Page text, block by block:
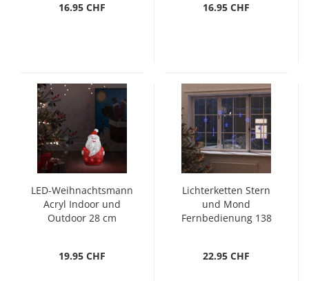
16.95 CHF 16.95 CHF
LED-Weihnachtsmann
Acryl Indoor und
Outdoor 28 cm
19.95 CHF
Lichterketten Stern
und Mond
Fernbedienung 138
22.95 CHF